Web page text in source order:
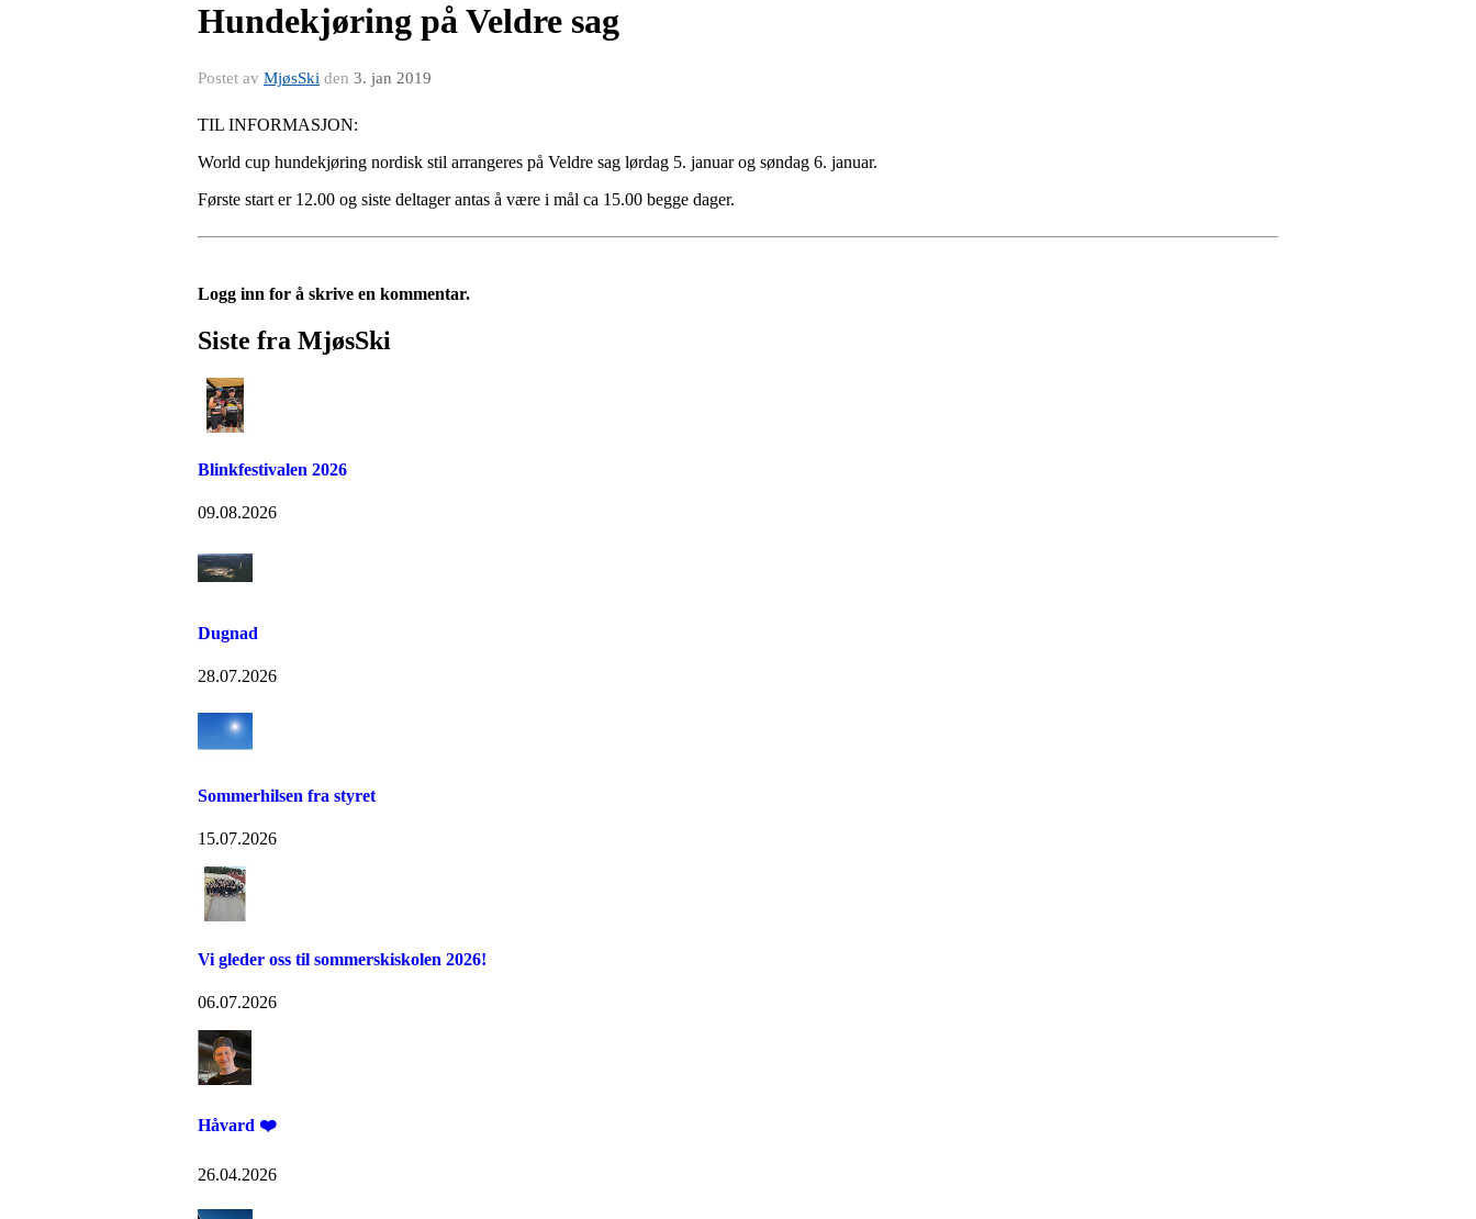
Hundekjøring på Veldre sag
Postet av MjøsSki den 3. jan 2019
TIL INFORMASJON:
World cup hundekjøring nordisk stil arrangeres på Veldre sag lørdag 5. januar og søndag 6. januar.
Første start er 12.00 og siste deltager antas å være i mål ca 15.00 begge dager.
Logg inn for å skrive en kommentar.
Siste fra MjøsSki
Blinkfestivalen 2026
09.08.2026
Dugnad
28.07.2026
Sommerhilsen fra styret
15.07.2026
Vi gleder oss til sommerskiskolen 2026!
06.07.2026
Håvard ❤️
26.04.2026